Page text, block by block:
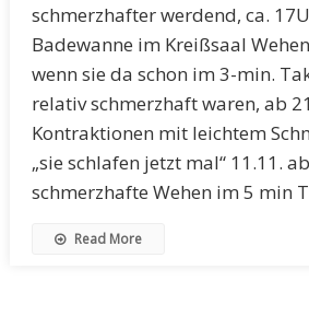
schmerzhafter werdend, ca.
Badewanne im Kreißsaal
wenn sie da schon im 3-min.
relativ schmerzhaft waren, ab
Kontraktionen mit leichtem
„sie schlafen jetzt mal“ 11.11.
schmerzhafte Wehen im 5 min
Read More